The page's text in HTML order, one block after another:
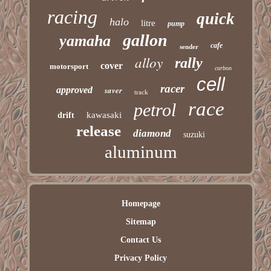
racing halo litre pump quick
yamaha gallon sender cafe
motorsport cover alloy rally carbon
approved saver track racer cell
drift kawasaki petrol race
release diamond suzuki
aluminum
Homepage
Sitemap
Contact Us
Privacy Policy